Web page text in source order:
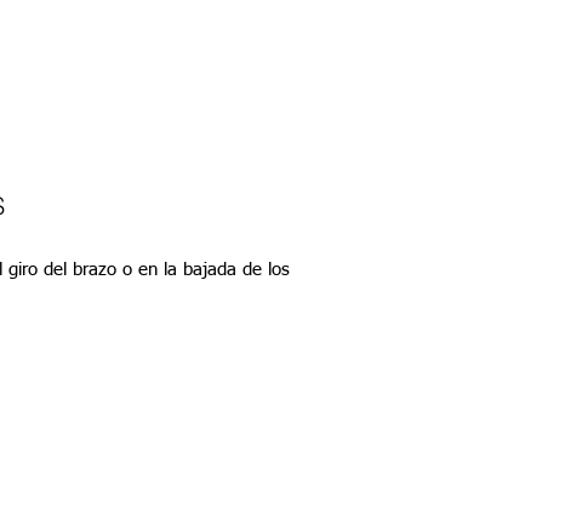
giro del brazo o en la bajada de los